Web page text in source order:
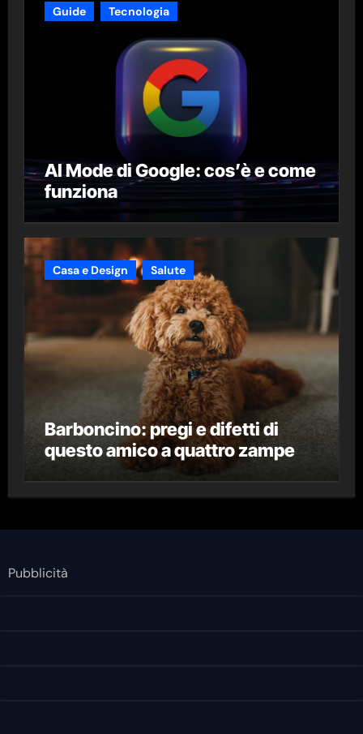
Guide Tecnologia
AI Mode di Google: cos’è e come
funziona
Casa e Design Salute
Barboncino: pregi e difetti di
questo amico a quattro zampe
Pubblicità